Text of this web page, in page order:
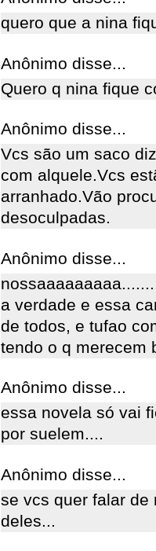
quero que a nina
Anônimo disse...
Quero q nina fique
Anônimo disse...
Vcs são um saco
com alquele.Vcs
arranhado.Vão
desoculpadas.
Anônimo disse...
a verdade e essa
de todos, e tufao
tendo o q merecem
Anônimo disse...
essa novela só vai
por suelem....
Anônimo disse...
se vcs quer falar de
deles...